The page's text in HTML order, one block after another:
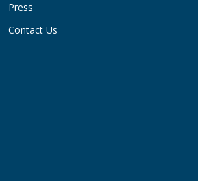
Press
Contact Us